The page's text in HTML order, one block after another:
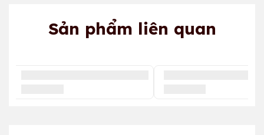
Sản phẩm liên quan